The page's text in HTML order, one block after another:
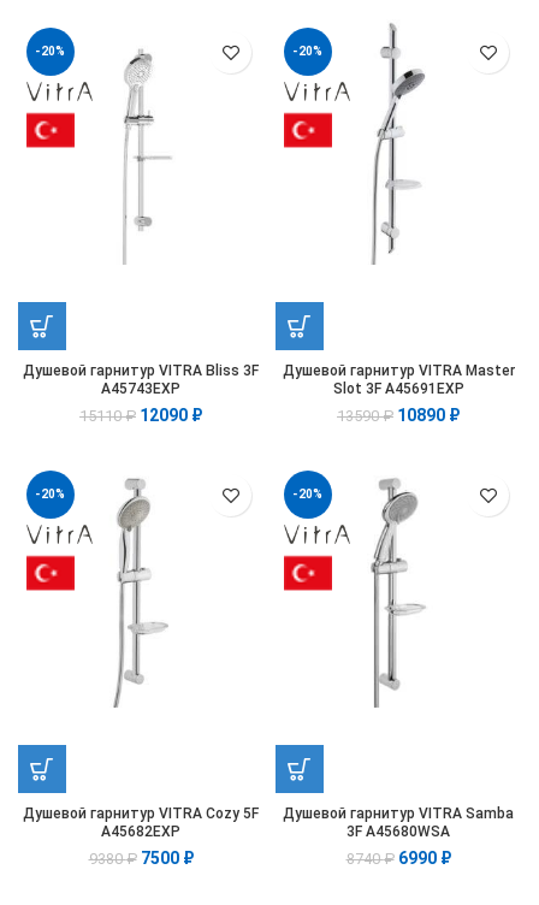
-20%
Душевой гарнитур VITRA Bliss 3F
A45743EXP
15110₽ 12090 ₽
-20%
Душевой гарнитур VITRA Master
Slot 3F A45691EXP
13590₽ 10890 ₽
-20%
Душевой гарнитур VITRA Cozy 5F
A45682EXP
9380₽ 7500 ₽
-20%
Душевой гарнитур VITRA Samba
3F A45680WSA
8740₽ 6990 ₽